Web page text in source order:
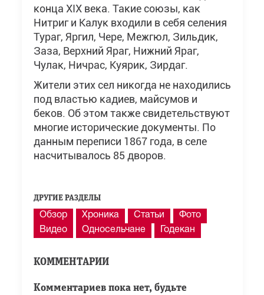
конца XIX века. Такие союзы, как
Нитриг и Калук входили в себя селения
Тураг, Яргил, Чере, Межгюл, Зильдик,
Заза, Верхний Яраг, Нижний Яраг,
Чулак, Ничрас, Куярик, Зирдаг.
Жители этих сел никогда не находились
под властью кадиев, майсумов и
беков. Об этом также свидетельствуют
многие исторические документы. По
данным переписи 1867 года, в селе
насчитывалось 85 дворов.
ДРУГИЕ РАЗДЕЛЫ
Обзор Хроника Статьи
Фото
Видео
Односельчане Годекан
КОММЕНТАРИИ
Комментариев пока нет, будьте